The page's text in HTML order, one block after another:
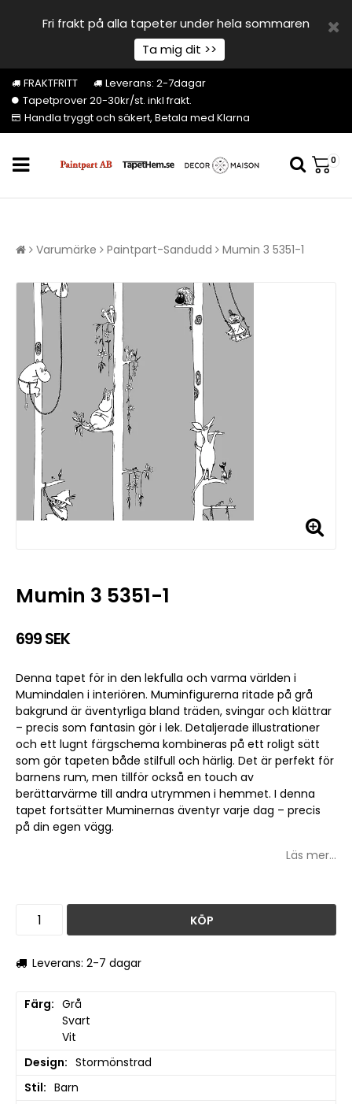
Fri frakt på alla tapeter under hela sommaren
Ta mig dit >>
FRAKTFRITT
Leverans: 2-7dagar
Tapetprover 20-30kr/st. inkl frakt.
Handla tryggt och säkert, Betala med Klarna
0
Varumärke Paintpart-Sandudd Mumin 3 5351-1
Mumin 3 5351-1
699 SEK
Denna tapet för in den lekfulla och varma världen i
Mumindalen i interiören. Muminfigurerna ritade på grå
bakgrund är äventyrliga bland träden, svingar och klättrar
– precis som fantasin gör i lek. Detaljerade illustrationer
och ett lugnt färgschema kombineras på ett roligt sätt
som gör tapeten både stilfull och härlig. Det är perfekt för
barnens rum, men tillför också en touch av
berättarvärme till andra utrymmen i hemmet. I denna
tapet fortsätter Muminernas äventyr varje dag – precis
på din egen vägg.
Läs mer...
KÖP
Leverans: 2-7 dagar
Färg
Grå
Svart
Vit
Design
Stormönstrad
Stil
Barn